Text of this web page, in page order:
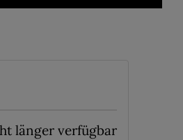
länger verfügbar